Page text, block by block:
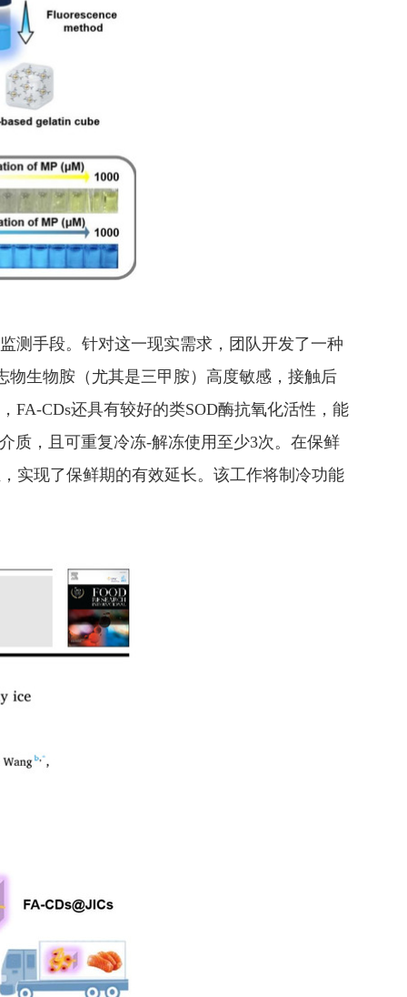
测手段。针对这一现实需求，团队开发了一种
物生物胺（尤其是三甲胺）高度敏感，接触后
FA-CDs还具有较好的类SOD酶抗氧化活性，能
质，且可重复冷冻-解冻使用至少3次。在保鲜
实现了保鲜期的有效延长。该工作将制冷功能